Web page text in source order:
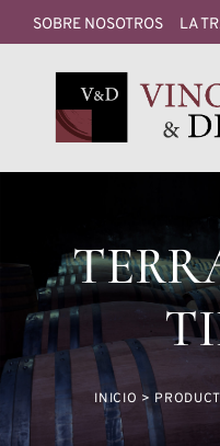
SOBRE NOSOTROS LA
INICIO >